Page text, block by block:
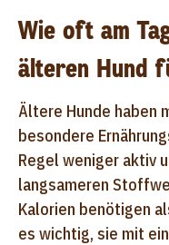
Wie oft am
älteren Hund
Ältere Hunde haben
besondere
Regel weniger aktiv
langsameren
Kalorien benötigen
es wichtig, sie mit